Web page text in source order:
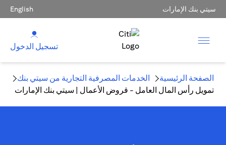
سيتي بنك الإمارات English
تسجيل الدخول
الصفحة الرئيسية
الخدمات المصرفية التجارية من سيتي بنك
تمويل رأس المال العامل - قروض الأعمال | سيتي بنك الإمارات